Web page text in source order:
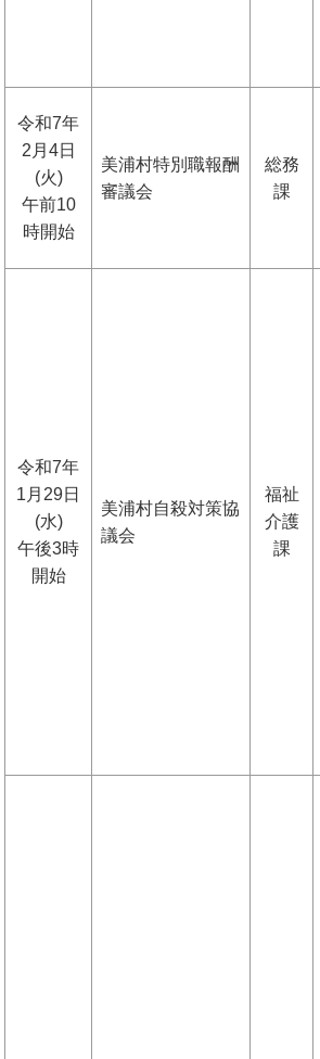
令和7年
2月4日
(火)
午前10
時開始
美浦村特別職報酬
審議会
総務
課
令和7年
1月29日
(水)
午後3時
開始
美浦村自殺対策協
議会
福祉
介護
課